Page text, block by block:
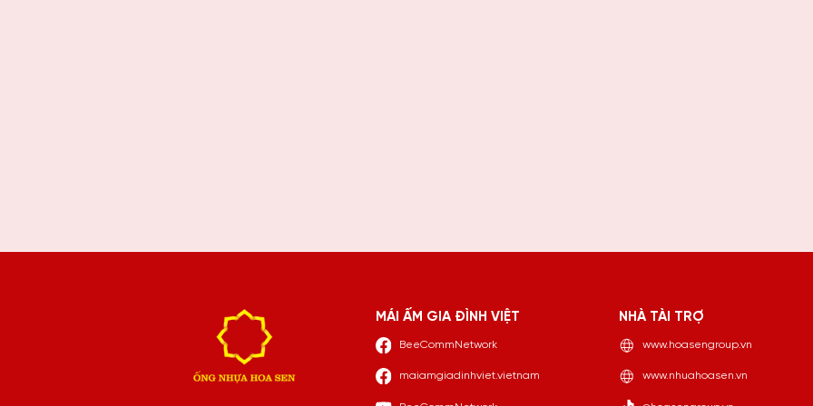
MÁI ẤM GIA ĐÌNH VIỆT
BeeCommNetwork
maiamgiadinhviet.vietnam
NHÀ TÀI TRỢ
www.hoasengroup.vn
www.nhuahoasen.vn